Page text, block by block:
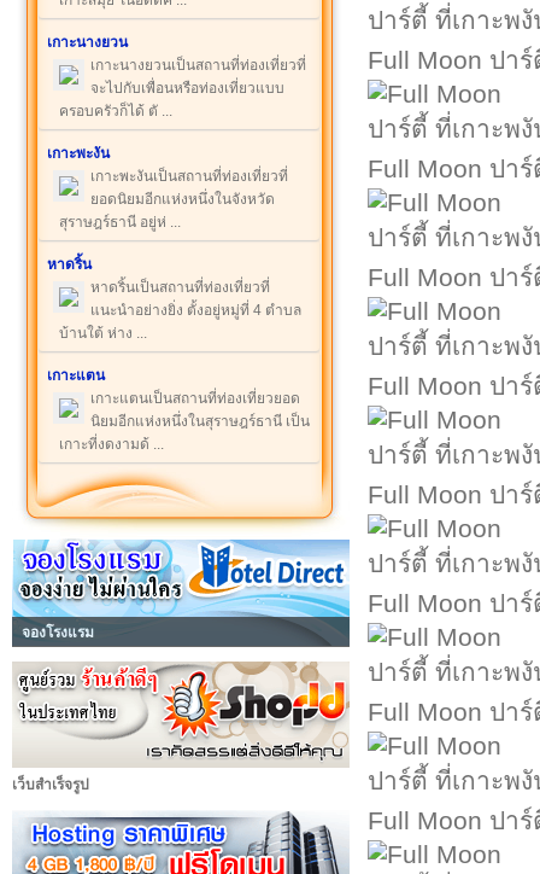
เกาะนางยวน
เกาะนางยวนเป็นสถานที่ท่องเที่ยวที่
จะไปกับเพื่อนหรือท่องเที่ยวแบบ
ครอบครัวก็ได้ ตั ...
เกาะพะงัน
เกาะพะงันเป็นสถานที่ท่องเที่ยวที่
ยอดนิยมอีกแห่งหนึ่งในจังหวัด
สุราษฎร์ธานี อยู่ห่ ...
หาดริ้น
หาดริ้นเป็นสถานที่ท่องเที่ยวที่
แนะนำอย่างยิ่ง ตั้งอยู่หมู่ที่ 4 ตำบล
บ้านใต้ ห่าง ...
เกาะแตน
เกาะแตนเป็นสถานที่ท่องเที่ยวยอด
นิยมอีกแห่งหนึ่งในสุราษฎร์ธานี เป็น
เกาะที่งดงามด้ ...
จองโรงแรม
เว็บสำเร็จรูป
Full Moon ปา
Full Moon ปา
Full Moon ปา
Full Moon ปา
Full Moon ปา
Full Moon ปา
Full Moon ปา
Full Moon ปา